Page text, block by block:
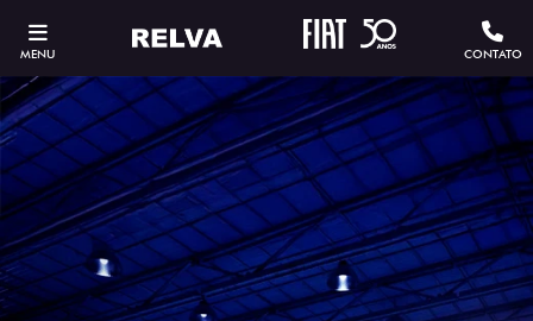
MENU CONTATO
ESTOU INTERESSADO